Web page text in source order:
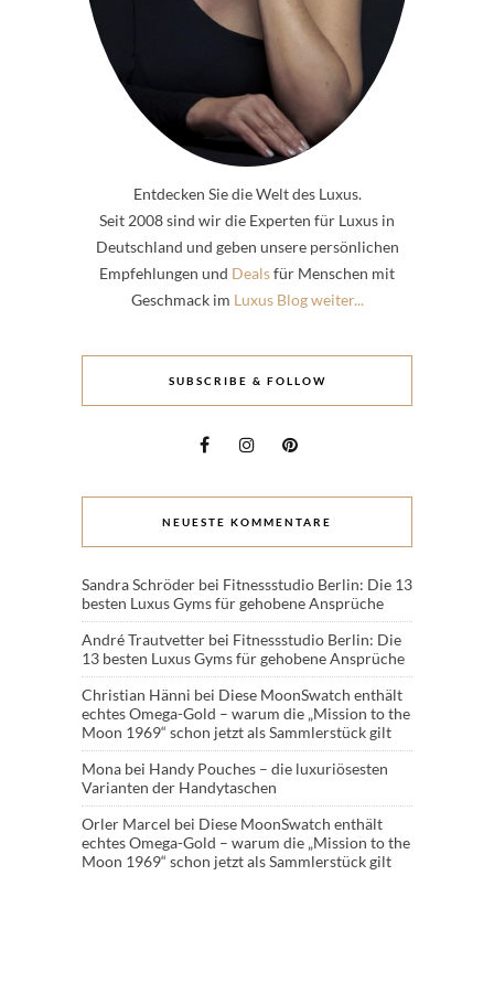
Entdecken Sie die Welt des Luxus.
Seit 2008 sind wir die Experten für Luxus in
Deutschland und geben unsere persönlichen
Empfehlungen und Dealsfür Menschen mit
Geschmack im Luxus Blog weiter...
SUBSCRIBE & FOLLOW
NEUESTE KOMMENTARE
Sandra Schröder bei Fitnessstudio Berlin: Die 13
besten Luxus Gyms für gehobene Ansprüche
André Trautvetter bei Fitnessstudio Berlin: Die
13 besten Luxus Gyms für gehobene Ansprüche
Christian Hänni bei Diese MoonSwatch enthält
echtes Omega-Gold – warum die „Mission to the
Moon 1969“ schon jetzt als Sammlerstück gilt
Mona bei Handy Pouches – die luxuriösesten
Varianten der Handytaschen
Orler Marcel bei Diese MoonSwatch enthält
echtes Omega-Gold – warum die „Mission to the
Moon 1969“ schon jetzt als Sammlerstück gilt